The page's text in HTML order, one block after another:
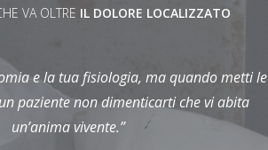
VA OLTRE IL DOLORE LOCALIZZATO
e la tua fisiologia, ma quando metti le
paziente non dimenticarti che vi abita
un’anima vivente.”